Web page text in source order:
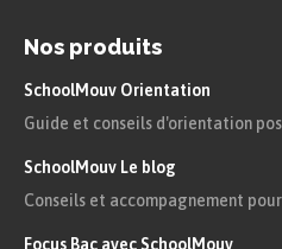
Lors de la
pyruvate issu de la
en acide lactique en
Nos produits
SchoolMouv Orientation
Guide et conseils d'orientation
SchoolMouv Le blog
Conseils et accompagnement
Focus Bac avec SchoolMouv